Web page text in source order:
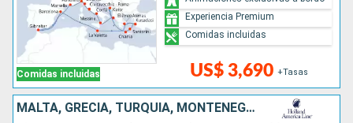
Comidas incluidas US$ 3,690 +Tasas
Experiencia Premium
Comidas incluidas
MALTA, GRECIA, TURQUÍA, MONTENEGRO, ITALIA, FRANCIA, ESPAÑA